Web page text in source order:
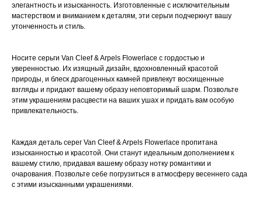
элегантность и изысканность. Изготовленные с исключительным
мастерством и вниманием к деталям, эти серьги подчеркнут вашу
утонченность и стиль.
Носите серьги Van Cleef & Arpels Flowerlace с гордостью и
уверенностью. Их изящный дизайн, вдохновленный красотой
природы, и блеск драгоценных камней привлекут восхищенные
взгляды и придают вашему образу неповторимый шарм. Позвольте
этим украшениям расцвести на ваших ушах и придать вам особую
привлекательность.
Каждая деталь серег Van Cleef & Arpels Flowerlace пропитана
изысканностью и красотой. Они станут идеальным дополнением к
вашему стилю, придавая вашему образу нотку романтики и
очарования. Позвольте себе погрузиться в атмосферу весеннего сада
с этими изысканными украшениями.